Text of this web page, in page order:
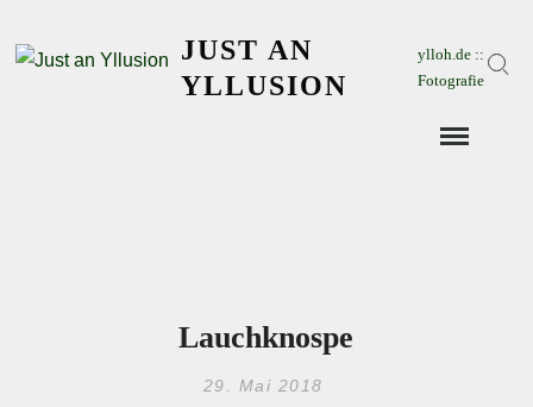
JUST AN
YLLUSION
ylloh.de ::
Fotografie
Lauchknospe
29. Mai 2018